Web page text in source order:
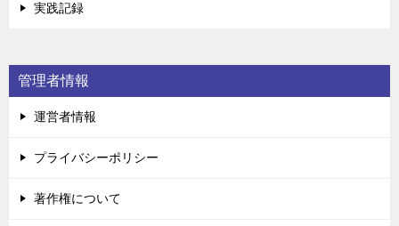
実践記録
管理者情報
運営者情報
プライバシーポリシー
著作権について